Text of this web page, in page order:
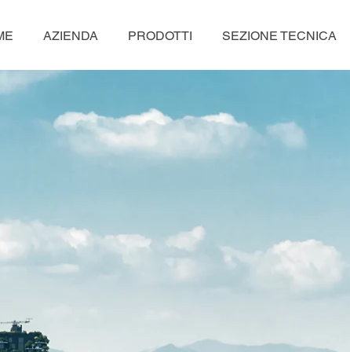
AZIENDA PRODOTTI SEZIONE TECNICA